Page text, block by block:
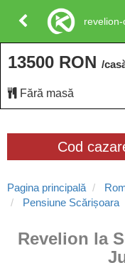
Cod
Pagina principală
Pensiune Scărișoara
Revelion la
13500 RON /
Fără masă